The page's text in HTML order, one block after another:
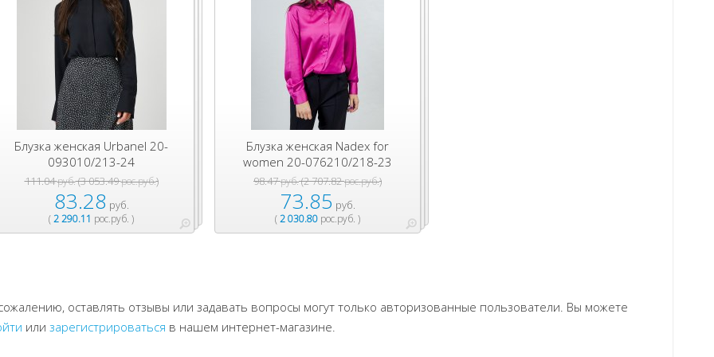
Блузка женская Urbanel 20-
093010/213-24
111.04руб.(3 053.49рос.руб.)
83.28 руб.
(2 290.11 рос.руб. )
Блузка женская Nadex for
women 20-076210/218-23
98.47руб.(2 707.82рос.руб.)
73.85 руб.
(2 030.80 рос.руб. )
оставлять отзывы или задавать вопросы могут только авторизованные пользователи. Вы можете
или зарегистрироваться в нашем интернет-магазине.